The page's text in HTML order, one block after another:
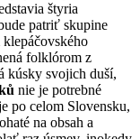
štyria
patriť skupine
folklórom z
kúsky svojich duší,
nie je potrebné
po celom Slovensku,
na obsah a